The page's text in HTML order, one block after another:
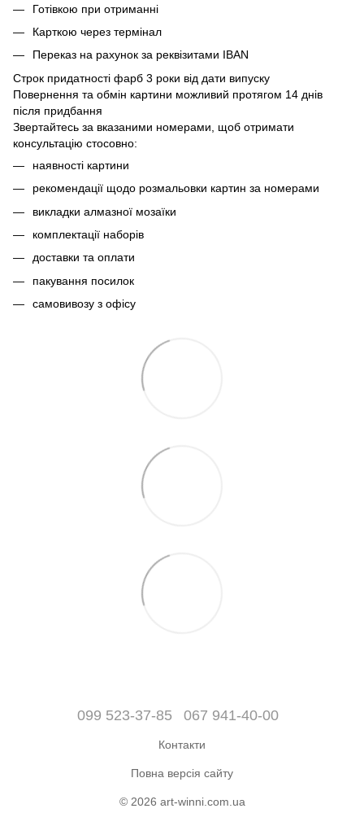
Готівкою при отриманні
Карткою через термінал
Переказ на рахунок за реквізитами IBAN
Строк придатності фарб 3 роки від дати випуску
Повернення та обмін картини можливий протягом 14 днів
після придбання
Звертайтесь за вказаними номерами, щоб отримати
консультацію стосовно:
наявності картини
рекомендації щодо розмальовки картин за номерами
викладки алмазної мозаїки
комплектації наборів
доставки та оплати
пакування посилок
самовивозу з офісу
099 523-37-85 067 941-40-00
Контакти
Повна версія сайту
© 2026 art-winni.com.ua